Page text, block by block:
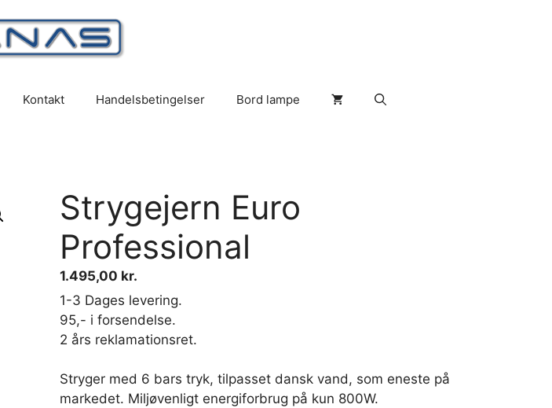
Kontakt Handelsbetingelser Bord lampe
Strygejern Euro
Professional
1.495,00 kr.
1-3 Dages levering.
95,- i forsendelse.
2 års reklamationsret.
Stryger med 6 bars tryk, tilpasset dansk vand, som eneste på
markedet. Miljøvenligt energiforbrug på kun 800W.